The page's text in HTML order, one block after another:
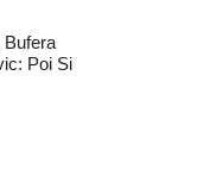
Bufera
Poi Si